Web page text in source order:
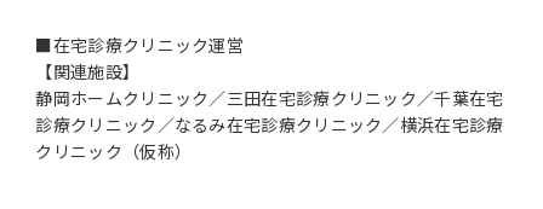
■在宅診療クリニック運営
【関連施設】
静岡ホームクリニック／三田在宅診療クリニック／千葉在宅
診療クリニック／なるみ在宅診療クリニック／横浜在宅診療
クリニック（仮称）